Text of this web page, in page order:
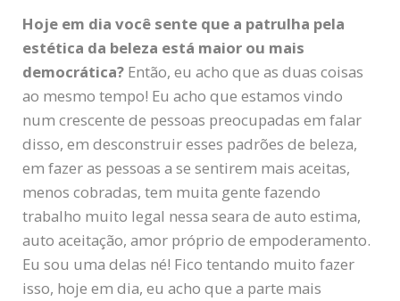
Hoje em dia você sente que a patrulha pela
estética da beleza está maior ou mais
democrática? Então, eu acho que as duas coisas
ao mesmo tempo! Eu acho que estamos vindo
num crescente de pessoas preocupadas em falar
disso, em desconstruir esses padrões de beleza,
em fazer as pessoas a se sentirem mais aceitas,
menos cobradas, tem muita gente fazendo
trabalho muito legal nessa seara de auto estima,
auto aceitação, amor próprio de empoderamento.
Eu sou uma delas né! Fico tentando muito fazer
isso, hoje em dia, eu acho que a parte mais